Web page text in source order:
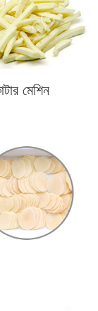
মেশিন